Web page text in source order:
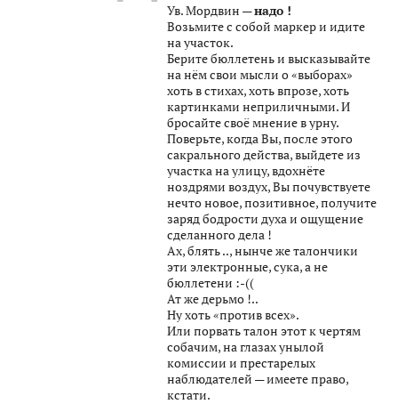
Ув. Мордвин —надо !
Возьмите с собой маркер и идите
на участок.
Берите бюллетень и высказывайте
на нём свои мысли о «выборах»
хоть в стихах, хоть впрозе, хоть
картинками неприличными. И
бросайте своё мнение в урну.
Поверьте, когда Вы, после этого
сакрального действа, выйдете из
участка на улицу, вдохнёте
ноздрями воздух, Вы почувствуете
нечто новое, позитивное, получите
заряд бодрости духа и ощущение
сделанного дела !
Ах, блять .., нынче же талончики
эти электронные, сука, а не
бюллетени :-((
Ат же дерьмо !..
Ну хоть «против всех».
Или порвать талон этот к чертям
собачим, на глазах унылой
комиссии и престарелых
наблюдателей — имеете право,
кстати.